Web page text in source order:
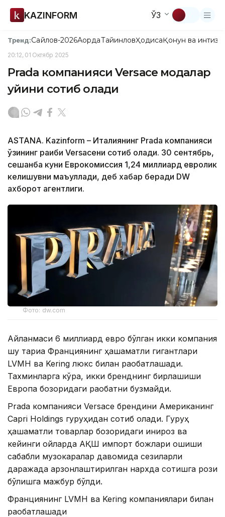
KAZINFORM ЎЗ
Тренд:Сайлов-2026АқордаТайинловҲодисаҚонун ва
20:12, 01 Октябр 2025
Prada компанияси Versace модалар
уйини сотиб олади
ASTANA. Kazinform – Италиянинг Prada компанияси
ўзининг рақиби Versaceни сотиб олади. 30 сентябрь,
сешанба куни Еврокомиссия 1,24 миллиард евролик
келишувни маъқуллади, деб хабар беради DW
ахборот агентлиги.
Фото: dw.com
Айланмаси 6 миллиард евро бўлган икки компания
шу тариқа Франциянинг ҳашаматли гигантлари
LVMH ва Kering люкс билан рақобатлашади.
Тахминларга кўра, икки бренднинг бирлашиши
Европа бозоридаги рақобатни бузмайди.
Prada компанияси Versace брендини Американинг
Capri Holdings гуруҳидан сотиб олади. Гуруҳ
ҳашаматли товарлар бозоридаги инқироз ва
кейинги ойларда АҚШ импорт божлари ошиши
сабабли музокаралар давомида сезиларли
даражада арзонлаштирилган нархда сотишга рози
бўлишга мажбур бўлди.
Франциянинг LVMH ва Kering компаниялари билан
рақобатлашади